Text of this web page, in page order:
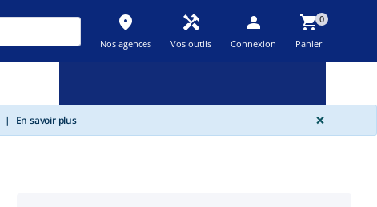
place
Nos agences
handyman
Vos outils
person
Connexion
shopping_cart0
Panier
| En savoir plus ×